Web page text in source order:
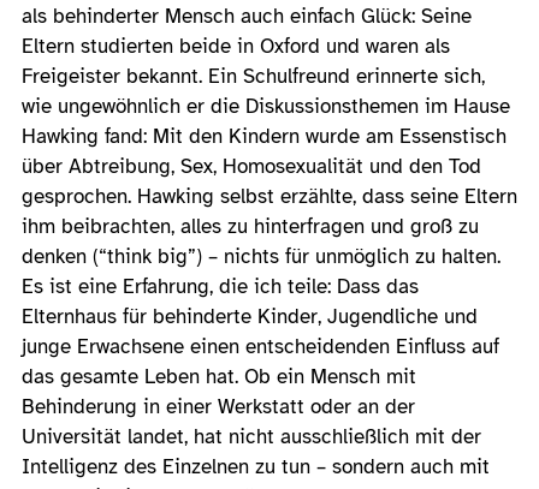
als behinderter Mensch auch einfach Glück: Seine
Eltern studierten beide in Oxford und waren als
Freigeister bekannt. Ein Schulfreund erinnerte sich,
wie ungewöhnlich er die Diskussionsthemen im Hause
Hawking fand: Mit den Kindern wurde am Essenstisch
über Abtreibung, Sex, Homosexualität und den Tod
gesprochen. Hawking selbst erzählte, dass seine Eltern
ihm beibrachten, alles zu hinterfragen und groß zu
denken (“think big”) – nichts für unmöglich zu halten.
Es ist eine Erfahrung, die ich teile: Dass das
Elternhaus für behinderte Kinder, Jugendliche und
junge Erwachsene einen entscheidenden Einfluss auf
das gesamte Leben hat. Ob ein Mensch mit
Behinderung in einer Werkstatt oder an der
Universität landet, hat nicht ausschließlich mit der
Intelligenz des Einzelnen zu tun – sondern auch mit